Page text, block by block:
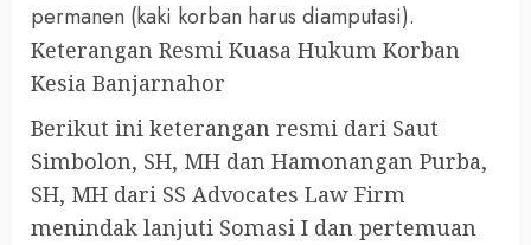
permanen (kaki korban harus diamputasi).
Keterangan Resmi Kuasa Hukum Korban
Kesia Banjarnahor
Berikut ini keterangan resmi dari Saut
Simbolon, SH, MH dan Hamonangan Purba,
SH, MH dari SS Advocates Law Firm
menindak lanjuti Somasi I dan pertemuan